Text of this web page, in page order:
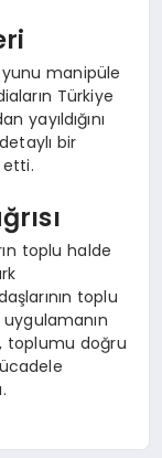
manipüle
Türkiye
yayıldığını
bir
etti.
toplu halde
toplu
toplumu doğru